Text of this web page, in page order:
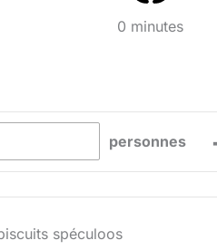
0 minutes
personnes
spéculoos